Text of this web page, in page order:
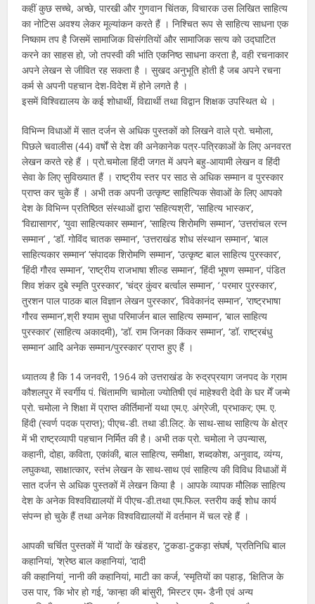
कहीं कुछ सच्चे, अच्छे, पारखी और गुणवान चिंतक, विचारक उस लिखित साहित्य
का नोटिस अवश्य लेकर मूल्यांकन करते हैं । निश्चित रूप से साहित्य साधना एक
निष्काम तप है जिसमें सामाजिक विसंगतियों और सामाजिक सत्य को उद्घाटित
करने का साहस हो, जो तपस्वी की भांति एकनिष्ठ साधना करता है, वही रचनाकार
अपने लेखन से जीवित रह सकता है । सुखद अनुभूति होती है जब अपने रचना
कर्म से अपनी पहचान देश-विदेश में होने लगते है ।
इसमें विश्विद्यालय के कई शोधार्थी, विद्यार्थी तथा विद्वान शिक्षक उपस्थित थे ।
विभिन्न विधाओं में सात दर्जन से अधिक पुस्तकों को लिखने वाले प्रो. चमोला,
पिछले चवालीस (44) वर्षों से देश की अनेकानेक पत्र-पत्रिकाओं के लिए अनवरत
लेखन करते रहे हैं । प्रो.चमोला हिंदी जगत में अपने बहु-आयामी लेखन व हिंदी
सेवा के लिए सुविख्यात हैं । राष्ट्रीय स्तर पर साठ से अधिक सम्मान व पुरस्कार
प्राप्त कर चुके हैं । अभी तक अपनी उत्कृष्ट साहित्यिक सेवाओं के लिए आपको
देश के विभिन्न प्रतिष्ठित संस्थाओं द्वारा ‘सहित्यश्री’, ‘साहित्य भास्कर’,
‘विद्यासागर’, ‘युवा साहित्यकार सम्मान’, ‘साहित्य शिरोमणि सम्मान’, ‘उत्तरांचल रत्न
सम्मान’ , ‘डॉ. गोविंद चातक सम्मान’, ‘उत्तराखंड शोध संस्थान सम्मान’, ‘बाल
साहित्यकार सम्मान’ ‘संपादक शिरोमणि सम्मान’, ‘उत्कृष्ट बाल साहित्य पुरस्कार’,
‘हिंदी गौरव सम्मान’, ‘राष्ट्रीय राजभाषा शील्ड सम्मान’, ‘हिंदी भूषण सम्मान’, पंडित
शिव शंकर दुबे स्मृति पुरस्कार’, ‘चंद्र कुंवर बर्त्वाल सम्मान’, ‘ परमार पुरस्कार’,
तुरशन पाल पाठक बाल विज्ञान लेखन पुरस्कार’, ‘विवेकानंद सम्मान’, ‘राष्ट्रभाषा
गौरव सम्मान’,श्री श्याम सुधा परिमार्जन बाल साहित्य सम्मान’, ‘बाल साहित्य
पुरस्कार’ (साहित्य अकादमी), ‘डॉ. राम जिनका किंकर सम्मान’, ‘डॉ. राष्ट्रबंधु
सम्मान’ आदि अनेक सम्मान/पुरस्कार’ प्राप्त हुए हैं ।
ध्यातव्य है कि 14 जनवरी, 1964 को उत्तराखंड के रुद्रप्रयाग जनपद के ग्राम
कौशलपुर में स्वर्गीय पं. चिंतामणि चामोला ज्योतिषी एवं माहेश्वरी देवी के घर मेँ जन्मे
प्रो. चमोला ने शिक्षा में प्राप्त कीर्तिमानों यथा एम.ए. अंग्रेजी, प्रभाकर; एम. ए.
हिंदी (स्वर्ण पदक प्राप्त); पीएच-डी. तथा डी.लिट्. के साथ-साथ साहित्य के क्षेत्र
में भी राष्ट्रव्यापी पहचान निर्मित की है। अभी तक प्रो. चमोला ने उपन्यास,
कहानी, दोहा, कविता, एकांकी, बाल साहित्य, समीक्षा, शब्दकोश, अनुवाद, व्यंग्य,
लघुकथा, साक्षात्कार, स्तंभ लेखन के साथ-साथ एवं साहित्य की विविध विधाओं में
सात दर्जन से अधिक पुस्तकों में लेखन किया है । आपके व्यापक मौलिक साहित्य
देश के अनेक विश्वविद्यालयों में पीएच-डी.तथा एम.फिल. स्तरीय कई शोध कार्य
संपन्न हो चुके हैं तथा अनेक विश्वविद्यालयों में वर्तमान में चल रहे हैं ।
आपकी चर्चित पुस्तकों में ‘यादों के खंडहर, ‘टुकडा-टुकड़ा संघर्ष, ‘प्रतिनिधि बाल
कहानियां, ‘श्रेष्ठ बाल कहानियां, ‘दादी
की कहानियां¸ नानी की कहानियां, माटी का कर्ज, ‘स्मृतियों का पहाड़, ‘क्षितिज के
उस पार, ‘कि भोर हो गई, ‘कान्हा की बांसुरी, ’मिस्टर एम॰ डैनी एवं अन्य